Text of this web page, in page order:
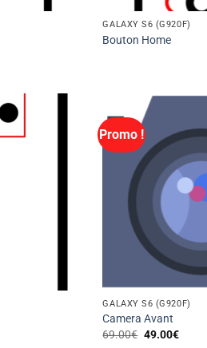
GALAXY S6 (G920F)
Bouton Home
Promo !
GALAXY S6 (G920F)
Camera Avant
69.00€ Le
49.00€Le